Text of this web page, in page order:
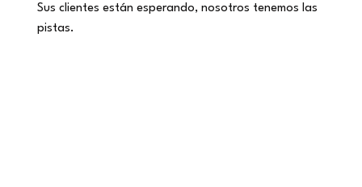
Sus clientes están esperando, nosotros tenemos las
pistas.